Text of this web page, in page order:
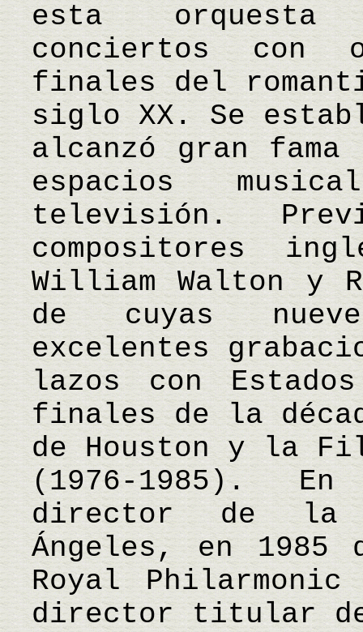
esta orquesta
conciertos con
finales del
siglo XX. Se
alcanzó gran
espacios
televisión.
compositores
William Walton y
de cuyas
excelentes
lazos con
finales de la
de Houston y la
(1976-1985).
director de la
Ángeles, en
Royal
director titular